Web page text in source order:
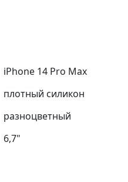
iPhone 14 Pro Max
плотный силикон
разноцветный
6,7"